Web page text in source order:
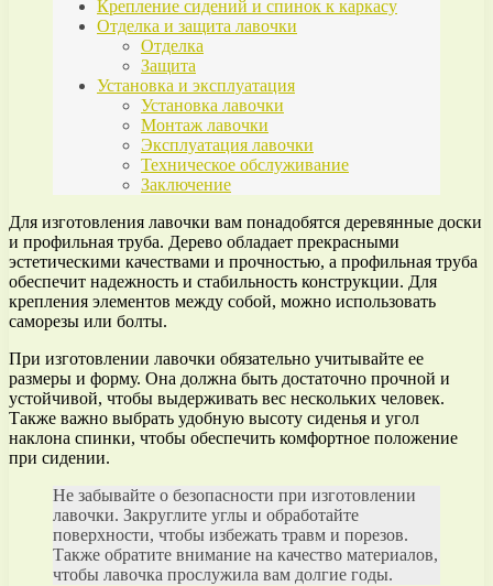
Крепление сидений и спинок к каркасу
Отделка и защита лавочки
Отделка
Защита
Установка и эксплуатация
Установка лавочки
Монтаж лавочки
Эксплуатация лавочки
Техническое обслуживание
Заключение
Для изготовления лавочки вам понадобятся деревянные доски
и профильная труба. Дерево обладает прекрасными
эстетическими качествами и прочностью, а профильная труба
обеспечит надежность и стабильность конструкции. Для
крепления элементов между собой, можно использовать
саморезы или болты.
При изготовлении лавочки обязательно учитывайте ее
размеры и форму. Она должна быть достаточно прочной и
устойчивой, чтобы выдерживать вес нескольких человек.
Также важно выбрать удобную высоту сиденья и угол
наклона спинки, чтобы обеспечить комфортное положение
при сидении.
Не забывайте о безопасности при изготовлении
лавочки. Закруглите углы и обработайте
поверхности, чтобы избежать травм и порезов.
Также обратите внимание на качество материалов,
чтобы лавочка прослужила вам долгие годы.